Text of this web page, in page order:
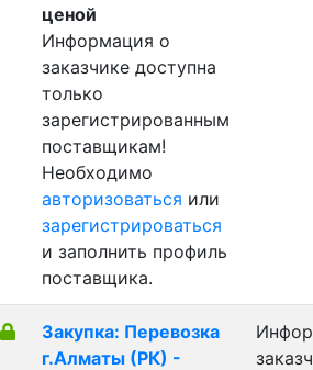
ценой
Информация о
заказчике доступна
только
зарегистрированным
поставщикам!
Необходимо
авторизоваться или
зарегистрироваться
и заполнить профиль
поставщика.
Закупка: Перевозка
г.Алматы (РК) -